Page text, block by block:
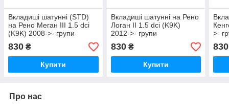
Вкладиші шатунні (STD)
на Рено Меган III 1.5 dci
(K9K) 2008->- групи
kolbenschmidt (Німеччина)
77837600
830 ₴
Купити
Вкладиші шатунні на Рено
Логан II 1.5 dci (K9K)
2012->- групи
kolbenschmidt (Німеччина)
77837600
830₴
Купити
>-
830
Про нас